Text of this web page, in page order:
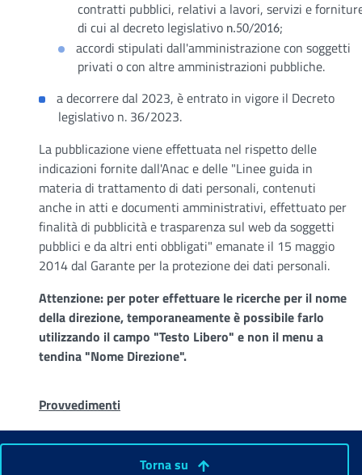
contratti pubblici, relativi a lavori, servizi e
di cui al decreto legislativo n.50/2016;
accordi stipulati dall'amministrazione con soggetti
privati o con altre amministrazioni pubbliche.
a decorrere dal 2023, è entrato in vigore il Decreto
legislativo n. 36/2023.
La pubblicazione viene effettuata nel rispetto delle
indicazioni fornite dall'Anac e delle "Linee guida in
materia di trattamento di dati personali, contenuti
anche in atti e documenti amministrativi, effettuato per
finalità di pubblicità e trasparenza sul web da soggetti
pubblici e da altri enti obbligati" emanate il 15 maggio
2014 dal Garante per la protezione dei dati personali.
Attenzione: per poter effettuare le ricerche per il nome
della direzione, temporaneamente è possibile farlo
utilizzando il campo "Testo Libero" e non il menu a
tendina "Nome Direzione".
Provvedimenti
Torna su